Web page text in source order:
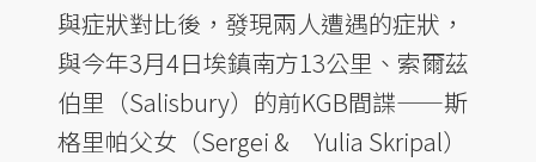
與症狀對比後，發現兩人遭遇的症狀，
與今年3月4日埃鎮南方13公里、索爾茲
伯里（Salisbury）的前KGB間諜——斯
格里帕父女（Sergei & Yulia Skripal）